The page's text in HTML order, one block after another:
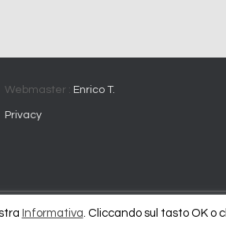
Webmaster : Enrico T.
Privacy
Informativa. Cliccando sul tasto OK o